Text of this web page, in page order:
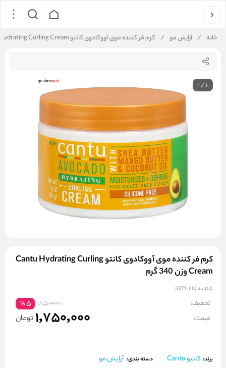
خانه / آرایش مو / کرم فر کننده موی آووکادوی کانتو Cantu Hydrating Curling Cream وزن 340 گرم
1/6
کرم فر کننده موی آووکادوی کانتو Cantu Hydrating Curling
Cream وزن 340 گرم
شناسه کالا: 3371
تخفیف: 1850000
5
%
قیمت: 1,750,000 تومان
برند: کانتو Cantu دسته بندی: آرایش مو